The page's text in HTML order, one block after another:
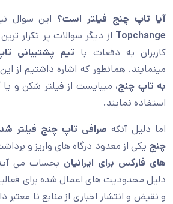
آیا تاپ چنج فیلتر است؟ این سوال
Topchange از دیگر سوالات پر تکرار
کاربران به دفعات با تیم پشتیبانی
مینمایند. همانطور که اشاره داشتیم از
به تاپ چنج، میبایست از فیلتر شکن و یا
استفاده نمایند.
اما دلیل آنکه صرافی تاپ چنج فیلتر
چنج یکی از معدود درگاه های واریز و
های فارکس برای ایرانیان بحساب می
دلیل محدودیت های اعمال شده برای
و نقیض و انتشار اخباری از منابع نا معتبر